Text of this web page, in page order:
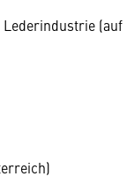
Lederindustrie (auf